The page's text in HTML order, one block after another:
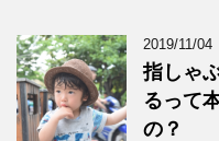
2019/11/04
指しゃ
るって
の？